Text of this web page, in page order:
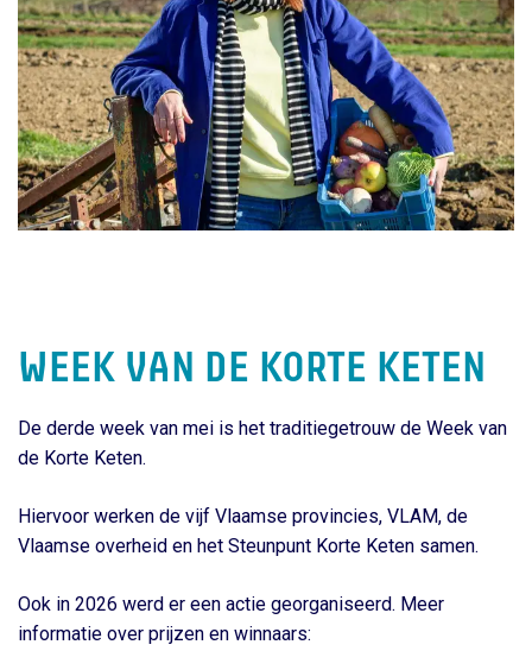
WEEK VAN DE KORTE KETEN
De derde week van mei is het traditiegetrouw de Week van
de Korte Keten.
Hiervoor werken de vijf Vlaamse provincies, VLAM, de
Vlaamse overheid en het Steunpunt Korte Keten samen.
Ook in 2026 werd er een actie georganiseerd. Meer
informatie over prijzen en winnaars: